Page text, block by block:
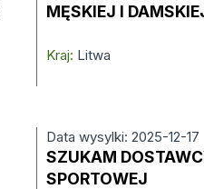
MĘSKIEJ I
Kraj: Litwa
Data wysylki: 2025-12-17
SZUKAM
SPORTOWEJ